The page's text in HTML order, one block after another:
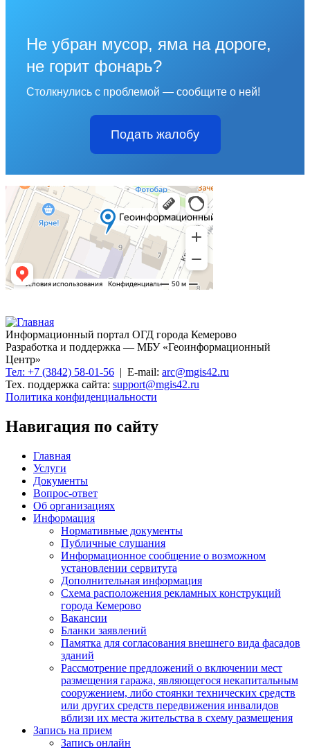
Не убран мусор, яма на дороге,
не горит фонарь?
Столкнулись с проблемой — сообщите о ней!
Подать жалобу
Информационный портал ОГД города Кемерово
Разработка и поддержка — МБУ «Геоинформационный
Центр»
Тел: +7 (3842) 58-01-56 | E-mail: arc@mgis42.ru
Тех. поддержка сайта: support@mgis42.ru
Политика конфиденциальности
Навигация по сайту
Главная
Услуги
Документы
Вопрос-ответ
Об организациях
Информация
Нормативные документы
Публичные слушания
Информационное сообщение о возможном
установлении сервитута
Дополнительная информация
Схема расположения рекламных конструкций
города Кемерово
Вакансии
Бланки заявлений
Памятка для согласования внешнего вида фасадов
зданий
Рассмотрение предложений о включении мест
размещения гаража, являющегося некапитальным
сооружением, либо стоянки технических средств
или других средств передвижения инвалидов
вблизи их места жительства в схему размещения
Запись на прием
Запись онлайн